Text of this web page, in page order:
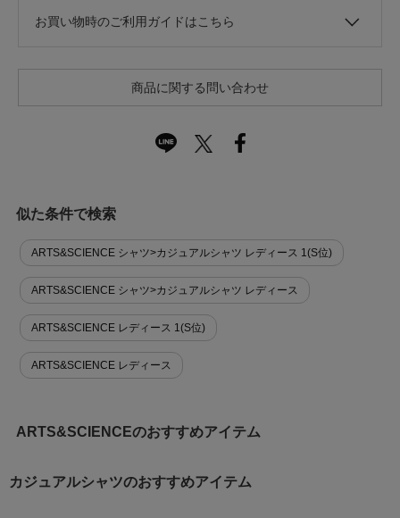
お買い物時のご利用ガイドはこちら
商品に関する問い合わせ
似た条件で検索
ARTS&SCIENCE シャツ>カジュアルシャツ レディース 1(S位)
ARTS&SCIENCE シャツ>カジュアルシャツ レディース
ARTS&SCIENCE レディース 1(S位)
ARTS&SCIENCE レディース
ARTS&SCIENCEのおすすめアイテム
カジュアルシャツのおすすめアイテム